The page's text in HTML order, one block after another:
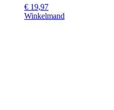
€ 19,97
Winkelmand